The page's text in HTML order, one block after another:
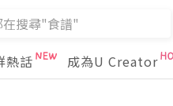
熱話 成為U Creator